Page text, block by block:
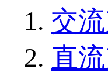
交
直